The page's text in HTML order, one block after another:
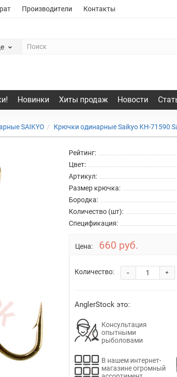
Производители Контакты
Новинки Хиты продаж Новости
SAIKYO Крючки одинарные Saikyo KH-71590
Рейтинг:
Цвет:
Артикул:
Размер крючка:
Бородка:
Количество (шт):
Спецификация:
Цена: 660 руб.
Количество: +
-
AnglerStock это:
Консультация
опытными
рыболовами
В нашем интернет-
магазине огромный